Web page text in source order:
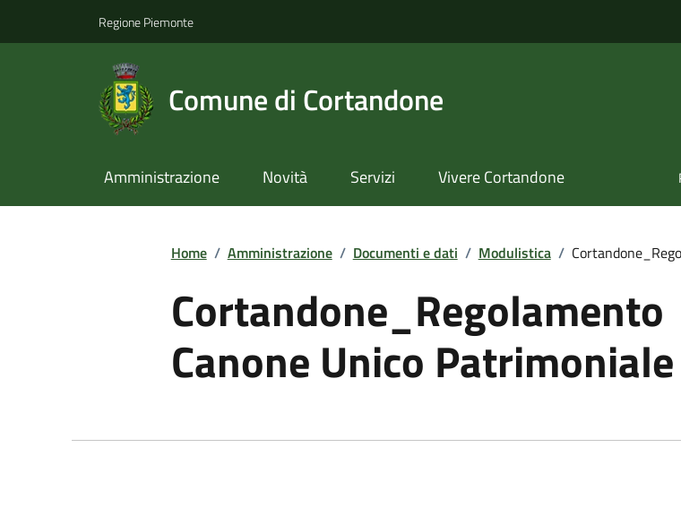
Regione Piemonte
Comune di Cortandone
Amministrazione Novità Servizi Vivere Cortandone
Home / Amministrazione / Documenti e dati / Modulistica /
Cortandone_Regolamento
Canone Unico Patrimoniale